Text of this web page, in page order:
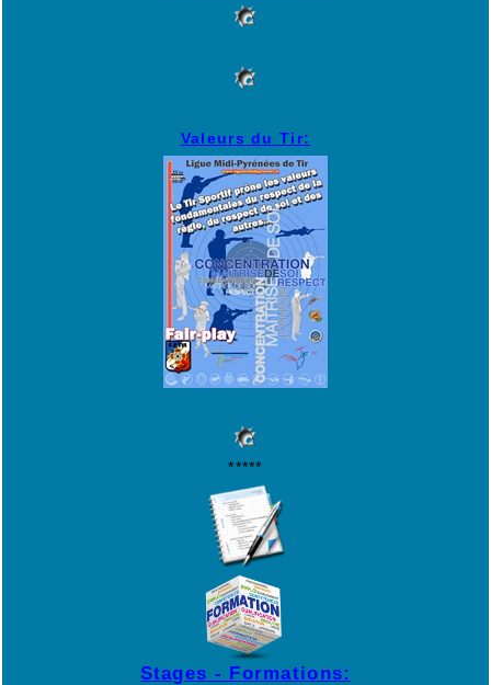
Valeurs du Tir:
*****
Stages - Formations: